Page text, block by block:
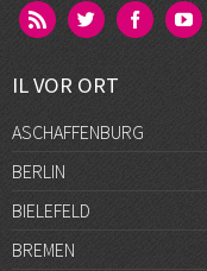
IL VOR ORT
ASCHAFFENBURG
BERLIN
BIELEFELD
BREMEN